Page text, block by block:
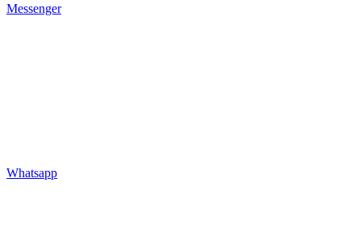
Messenger
Whatsapp